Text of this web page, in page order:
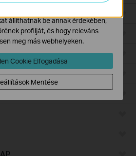
állíthatnak be annak érdekében,
profilját, és hogy releváns
meg más webhelyeken.
Cookie Elfogadása
Mentése